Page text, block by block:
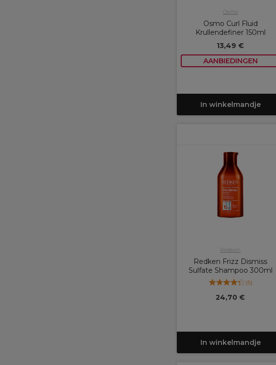
Osmo
Osmo Curl Fluid
Krullendefiner 150ml
13,49 €
AANBIEDINGEN
In winkelmandje
Redken
Redken Frizz Dismiss
Sulfate Shampoo 300ml
(5)
24,70 €
In winkelmandje